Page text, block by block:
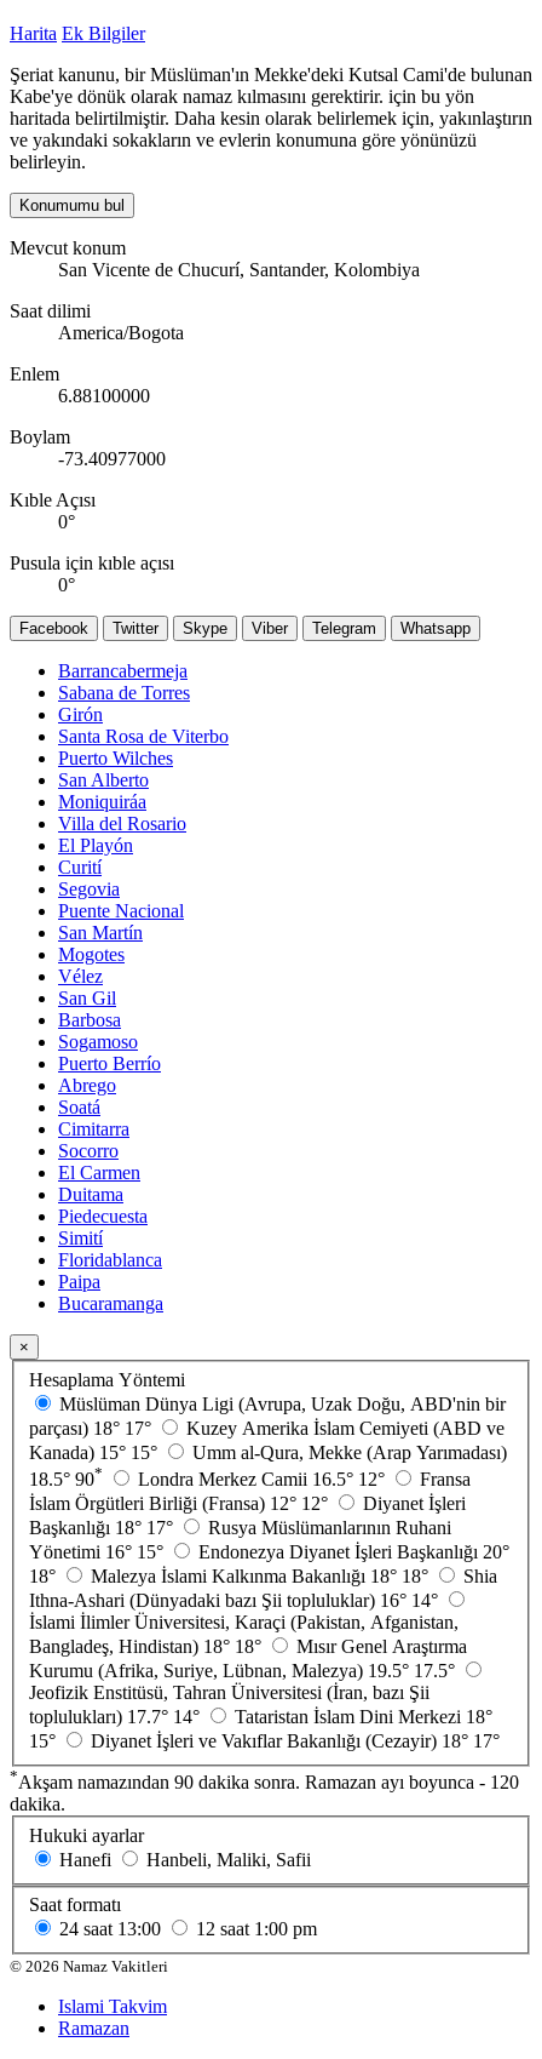
Harita Ek Bilgiler
Şeriat kanunu, bir Müslüman'ın Mekke'deki Kutsal Cami'de bulunan
Kabe'ye dönük olarak namaz kılmasını gerektirir. için bu yön
haritada belirtilmiştir. Daha kesin olarak belirlemek için, yakınlaştırın
ve yakındaki sokakların ve evlerin konumuna göre yönünüzü
belirleyin.
Konumumu bul
Mevcut konum
San Vicente de Chucurí, Santander, Kolombiya
Saat dilimi
America/Bogota
Enlem
6.88100000
Boylam
-73.40977000
Kıble Açısı
0°
Pusula için kıble açısı
0°
Facebook Twitter Skype Viber Telegram Whatsapp
Barrancabermeja
Sabana de Torres
Girón
Santa Rosa de Viterbo
Puerto Wilches
San Alberto
Moniquiráa
Villa del Rosario
El Playón
Curití
Segovia
Puente Nacional
San Martín
Mogotes
Vélez
San Gil
Barbosa
Sogamoso
Puerto Berrío
Abrego
Soatá
Cimitarra
Socorro
El Carmen
Duitama
Piedecuesta
Simití
Floridablanca
Paipa
Bucaramanga
×
Hesaplama Yöntemi
Müslüman Dünya Ligi (Avrupa, Uzak Doğu, ABD'nin bir
parçası) 18° 17°
Kuzey Amerika İslam Cemiyeti (ABD ve
Kanada) 15° 15°
Umm al-Qura, Mekke (Arap Yarımadası)
18.5° 90* Londra Merkez Camii 16.5° 12°
Fransa
İslam Örgütleri Birliği (Fransa) 12° 12°
Diyanet İşleri
Başkanlığı 18° 17°
Rusya Müslümanlarının Ruhani
Yönetimi 16° 15° Endonezya Diyanet İşleri Başkanlığı 20°
18°
Malezya İslami Kalkınma Bakanlığı 18° 18°
Shia
Ithna-Ashari (Dünyadaki bazı Şii topluluklar) 16° 14°
İslami İlimler Üniversitesi, Karaçi (Pakistan, Afganistan,
Bangladeş, Hindistan) 18° 18°
Mısır Genel Araştırma
Kurumu (Afrika, Suriye, Lübnan, Malezya) 19.5° 17.5°
Jeofizik Enstitüsü, Tahran Üniversitesi (İran, bazı Şii
toplulukları) 17.7° 14° Tataristan İslam Dini Merkezi 18°
15°
Diyanet İşleri ve Vakıflar Bakanlığı (Cezayir) 18° 17°
*Akşam namazından 90 dakika sonra. Ramazan ayı boyunca - 120
dakika.
Hukuki ayarlar
Hanefi
Hanbeli, Maliki, Safii
Saat formatı
24 saat 13:00 12 saat 1:00 pm
© 2026 Namaz Vakitleri
Islami Takvim
Ramazan